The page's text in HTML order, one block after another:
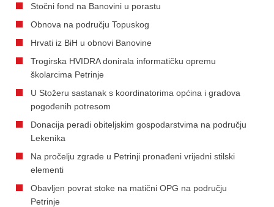
Stočni fond na Banovini u porastu
Obnova na području Topuskog
Hrvati iz BiH u obnovi Banovine
Trogirska HVIDRA donirala informatičku opremu
školarcima Petrinje
U Stožeru sastanak s koordinatorima općina i gradova
pogođenih potresom
Donacija peradi obiteljskim gospodarstvima na području
Lekenika
Na pročelju zgrade u Petrinji pronađeni vrijedni stilski
elementi
Obavljen povrat stoke na matični OPG na području
Petrinje